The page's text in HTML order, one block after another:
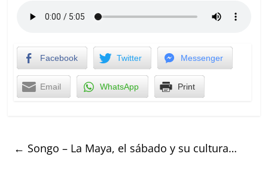
Facebook Twitter Messenger
Email WhatsApp Print
← Songo – La Maya, el sábado y su cultura…